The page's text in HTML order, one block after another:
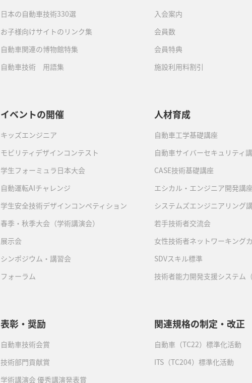
日本の自動車技術330選
お子様向けサイトのリンク集
自動車関連の博物館特集
自動車技術 用語集
入会案内
会員数
会員特典
施設利用料割引
イベントの開催
キッズエンジニア
モビリティデザインコンテスト
学生フォーミュラ日本大会
自動運転AIチャレンジ
学生安全技術デザインコンペティション
春季・秋季大会（学術講演会）
展示会
シンポジウム・講習会
フォーラム
人材育成
自動車工学基礎講座
自動車サイバーセキュリティ
CASE技術基礎講座
エシカル・エンジニア開発講座
システムズエンジニアリング
若手技術者交流会
女性技術者ネットワーキング
SDVスキル標準
技術者能力開発支援システム（
表彰・奨励
自動車技術会賞
技術部門貢献賞
学術講演会 優秀講演発表賞
関連規格の制定・改正
自動車（TC22）標準化活動
ITS（TC204）標準化活動